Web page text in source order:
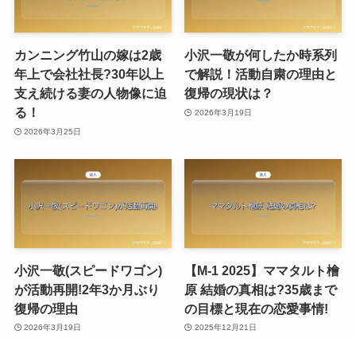
カンニング竹山の嫁は2歳
年上で会社社長?30年以上
支え続ける妻の人物像に迫
る！
2026年3月25日
小沢一敬が何したか時系列
で解説！活動自粛の理由と
復帰の現状は？
2026年3月19日
小沢一敬(スピードワゴン)
が活動再開!2年3か月ぶり
復帰の理由
2026年3月19日
【M-1 2025】ママタルト檜
原 結婚の真相は?35歳まで
の目標と現在の恋愛事情!
2025年12月21日